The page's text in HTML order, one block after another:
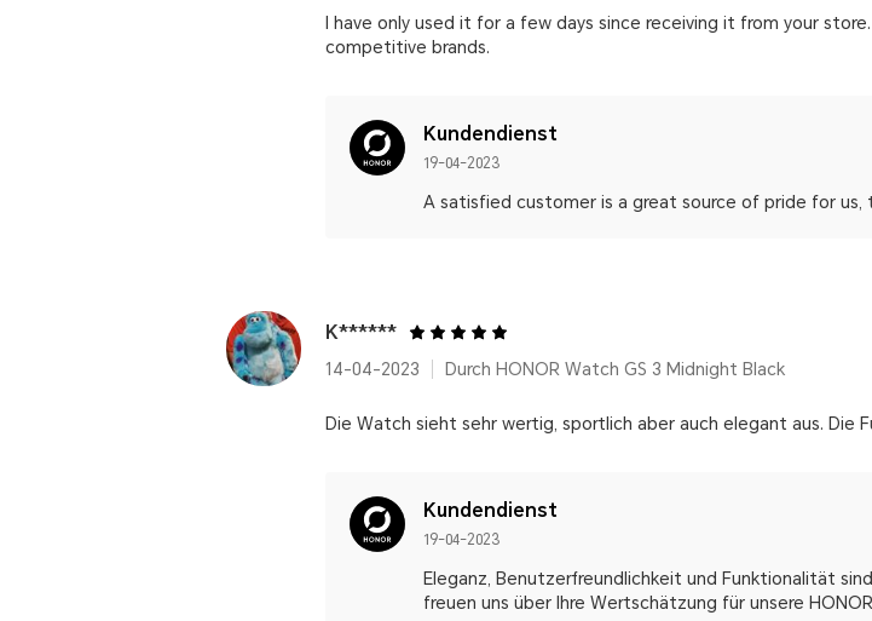
I have only used it for a few days since receiving it from your
competitive brands.
Kundendienst
19-04-2023
A satisfied customer is a great source of pride for us,
K******
14-04-2023 Durch HONOR Watch GS 3 Midnight Black
Die Watch sieht sehr wertig, sportlich aber auch elegant aus. Die
Kundendienst
19-04-2023
Eleganz, Benutzerfreundlichkeit und Funktionalität
freuen uns über Ihre Wertschätzung für unsere